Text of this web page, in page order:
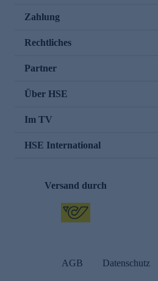
Zahlung
Rechtliches
Partner
Über HSE
Im TV
HSE International
Versand durch
AGB Datenschutz